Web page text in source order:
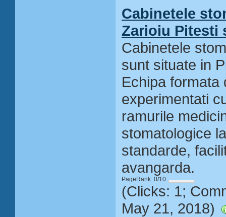
Cabinetele
Zarioiu Pitesti
Cabinetele
sunt situate in
Echipa formata
experimentati
ramurile
stomatologice
standarde,
avangarda.
PageRank: 0/10
(Clicks: 1;
May 21, 2018)